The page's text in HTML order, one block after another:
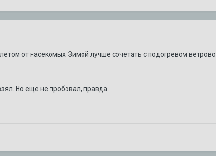
от насекомых. Зимой лучше сочетать с подогревом
Но еще не пробовал, правда.